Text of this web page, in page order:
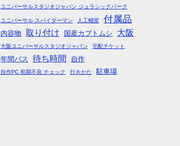
ユニバーサルスタジオジャパン ジュラシックパーク
ユニバーサル スパイダーマン 人工蛹室 付属品
内容物 取り付け 国産カブトムシ 大阪
大阪ユニバーサルスタジオジャパン 宅配チケット
年間パス 待ち時間 自作
自作PC 初期不良 チェック 行きかた 駐車場